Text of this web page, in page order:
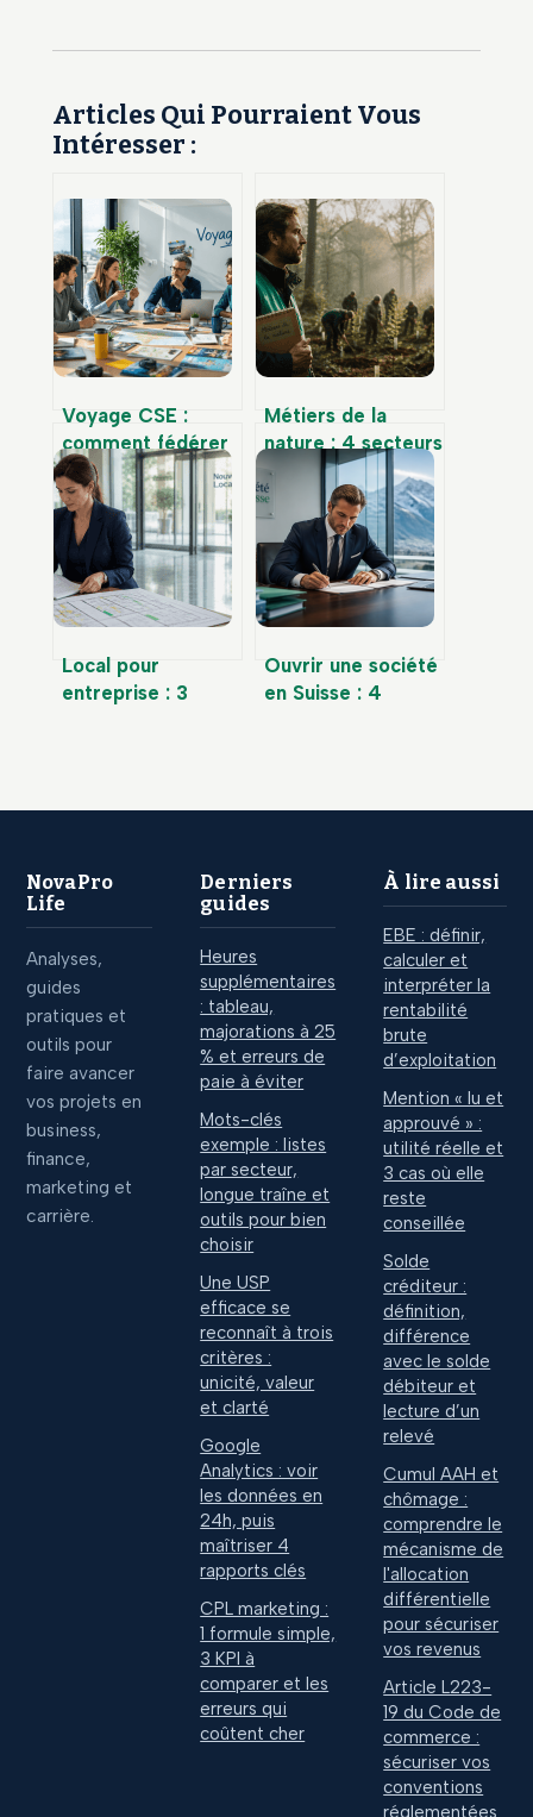
Articles Qui Pourraient Vous
Intéresser :
Voyage CSE :
comment fédérer
vos équipes tout
en maîtrisant
votre budget
Métiers de la
nature : 4 secteurs
qui recrutent pour
donner du sens à
votre carrière
Local pour
entreprise : 3
Ouvrir une société
en Suisse : 4
NovaPro
Life
Analyses,
guides
pratiques et
outils pour
faire avancer
vos projets en
business,
finance,
marketing et
carrière.
Derniers
guides
Heures
supplémentaires
: tableau,
majorations à 25
% et erreurs de
paie à éviter
Mots-clés
exemple : listes
par secteur,
longue traîne et
outils pour bien
choisir
Une USP
efficace se
reconnaît à trois
critères :
unicité, valeur
et clarté
Google
Analytics : voir
les données en
24h, puis
maîtriser 4
rapports clés
CPL marketing :
1 formule simple,
3 KPI à
comparer et les
erreurs qui
coûtent cher
À lire aussi
EBE : définir,
calculer et
interpréter la
rentabilité
brute
d’exploitation
Mention « lu et
approuvé » :
utilité réelle et
3 cas où elle
reste
conseillée
Solde
créditeur :
définition,
différence
avec le solde
débiteur et
lecture d’un
relevé
Cumul AAH et
chômage :
comprendre le
mécanisme de
l'allocation
différentielle
pour sécuriser
vos revenus
Article L223-
19 du Code de
commerce :
sécuriser vos
conventions